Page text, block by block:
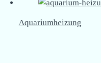
Aquariumheizung